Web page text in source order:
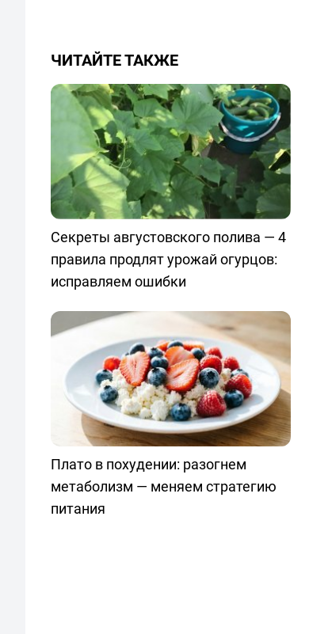
ЧИТАЙТЕ ТАКЖЕ
Секреты августовского полива — 4
правила продлят урожай огурцов:
исправляем ошибки
Плато в похудении: разогнем
метаболизм — меняем стратегию
питания